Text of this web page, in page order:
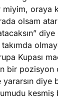
oraya
olsam
Kupası
bir pozisyon
yararsın diye